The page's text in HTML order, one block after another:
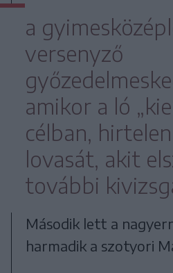
a
versenyző
amikor a ló
célban,
lovasát, akit
további
Második lett a
harmadik a szotyori